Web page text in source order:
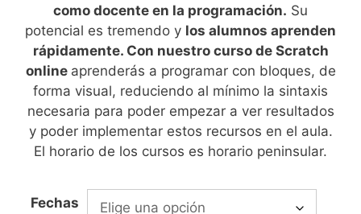
como docente en la programación. Su
potencial es tremendo y los alumnos aprenden
rápidamente. Con nuestro curso de Scratch
online aprenderás a programar con bloques, de
forma visual, reduciendo al mínimo la sintaxis
necesaria para poder empezar a ver resultados
y poder implementar estos recursos en el aula.
El horario de los cursos es horario peninsular.
Fechas